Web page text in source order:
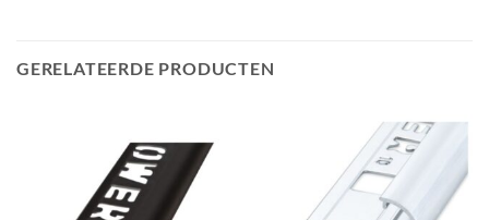
GERELATEERDE PRODUCTEN